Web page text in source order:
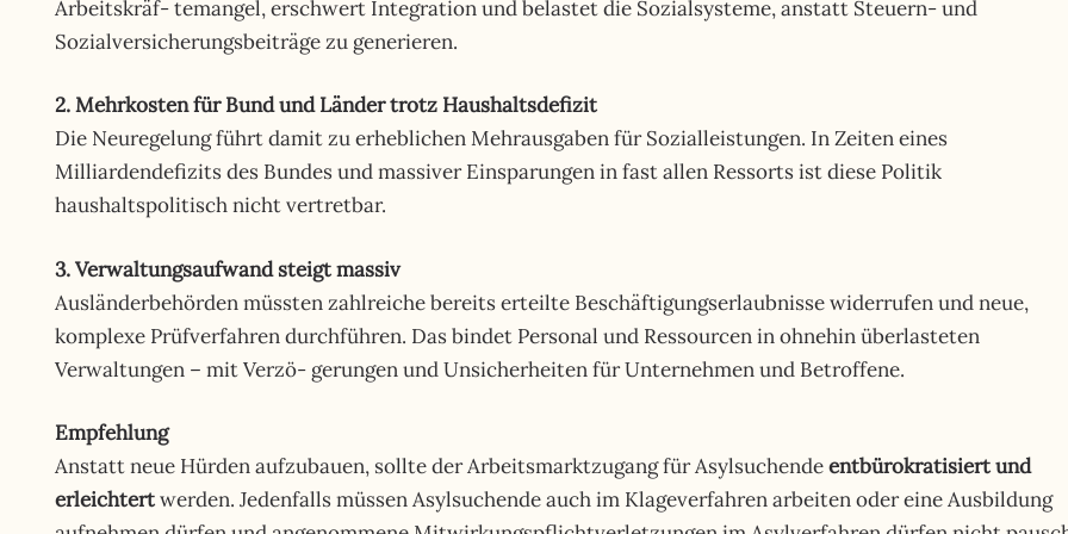
Arbeitskräf- temangel, erschwert Integration und belastet die Sozialsysteme, anstatt Steuern- und
Sozialversicherungsbeiträge zu generieren.
2. Mehrkosten für Bund und Länder trotz Haushaltsdefizit
Die Neuregelung führt damit zu erheblichen Mehrausgaben für Sozialleistungen. In Zeiten eines
Milliardendefizits des Bundes und massiver Einsparungen in fast allen Ressorts ist diese Politik
haushaltspolitisch nicht vertretbar.
3. Verwaltungsaufwand steigt massiv
Ausländerbehörden müssten zahlreiche bereits erteilte Beschäftigungserlaubnisse widerrufen und neue,
komplexe Prüfverfahren durchführen. Das bindet Personal und Ressourcen in ohnehin überlasteten
Verwaltungen – mit Verzö- gerungen und Unsicherheiten für Unternehmen und Betroffene.
Empfehlung
Anstatt neue Hürden aufzubauen, sollte der Arbeitsmarktzugang für Asylsuchendeentbürokratisiert und
erleichtertwerden. Jedenfalls müssen Asylsuchende auch im Klageverfahren arbeiten oder eine Ausbildung